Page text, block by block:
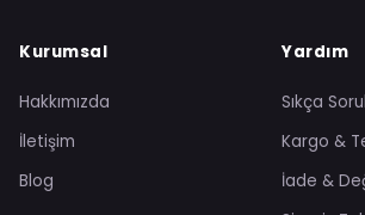
Kurumsal
Hakkımızda
İletişim
Blog
Yardım
Sıkça
Kargo &
İade &